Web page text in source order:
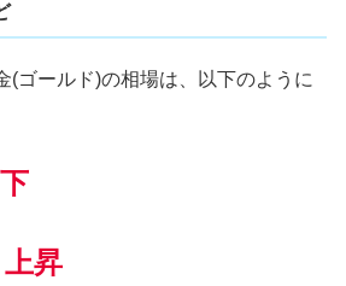
(ゴールド)の相場は、以下のように
昇